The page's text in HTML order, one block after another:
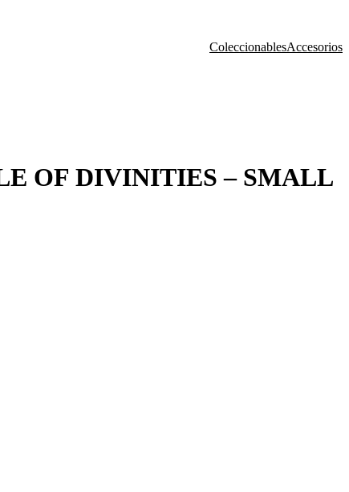
ColeccionablesAccesorios
OF DIVINITIES – SMALL